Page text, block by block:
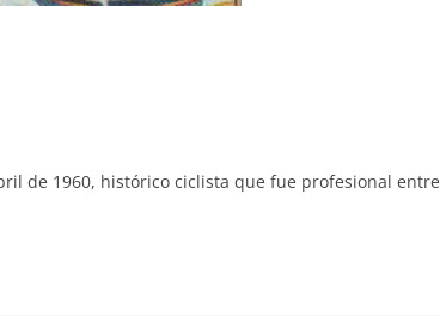
de 1960, histórico ciclista que fue profesional entre